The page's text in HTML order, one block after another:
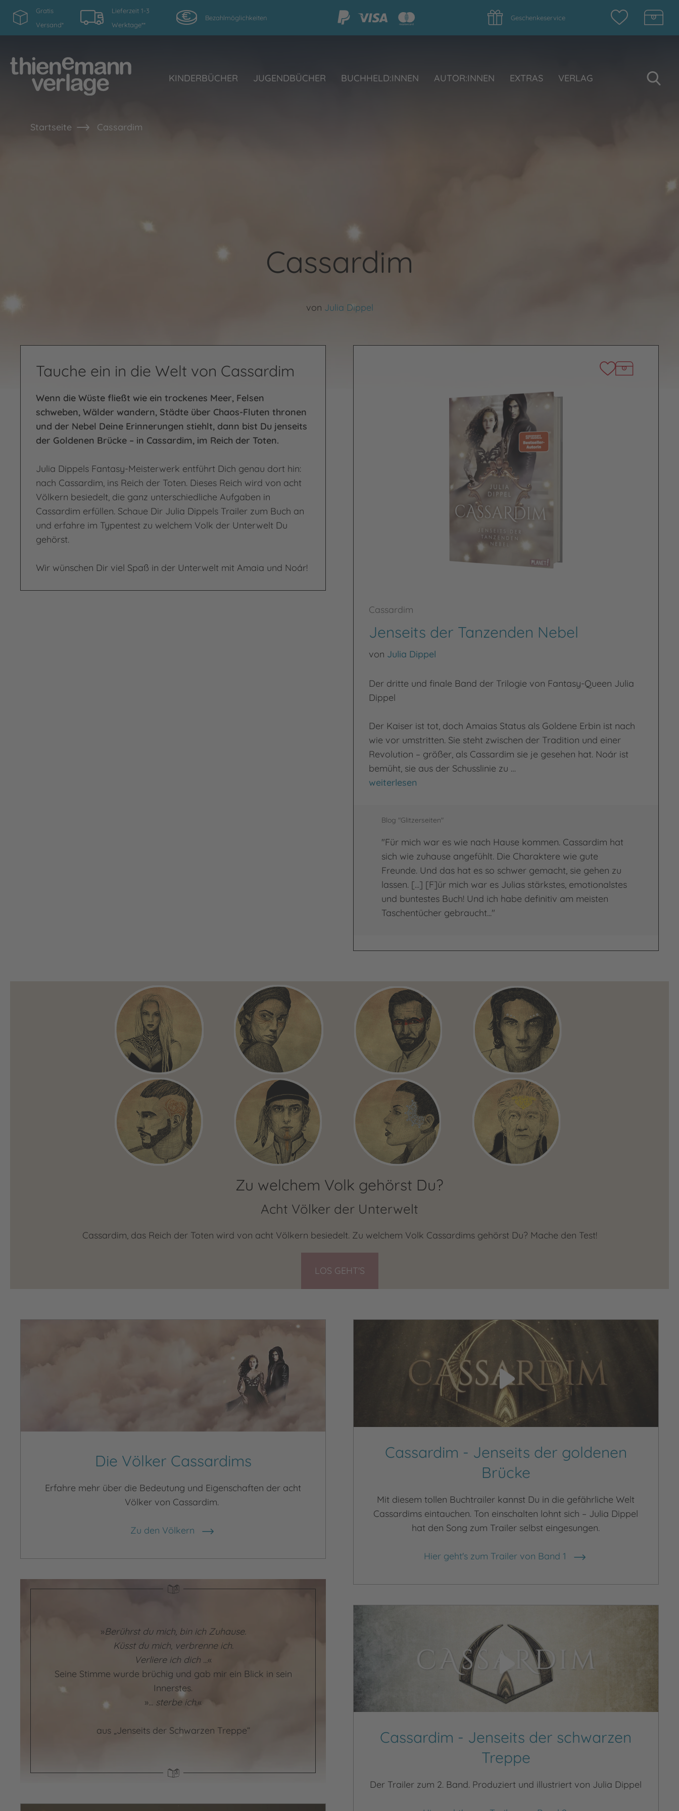
Gratis
Versand*
Lieferzeit 1-3
Werktage**
Bezahlmöglichkeiten Geschenkeservice
KINDERBÜCHER JUGENDBÜCHER BUCHHELD:INNEN AUTOR:INNEN EXTRAS VERLAG
Startseite Cassardim
Cassardim
von Julia Dippel
Tauche ein in die Welt von Cassardim
Wenn die Wüste fließt wie ein trockenes Meer, Felsen
schweben, Wälder wandern, Städte über Chaos-Fluten thronen
und der Nebel Deine Erinnerungen stiehlt, dann bist Du jenseits
der Goldenen Brücke – in Cassardim, im Reich der Toten.
Julia Dippels Fantasy-Meisterwerk entführt Dich genau dort hin:
nach Cassardim, ins Reich der Toten. Dieses Reich wird von acht
Völkern besiedelt, die ganz unterschiedliche Aufgaben in
Cassardim erfüllen. Schaue Dir Julia Dippels Trailer zum Buch an
und erfahre im Typentest zu welchem Volk der Unterwelt Du
gehörst.
Wir wünschen Dir viel Spaß in der Unterwelt mit Amaia und Noár!
Cassardim
Jenseits der Tanzenden Nebel
von Julia Dippel
Der dritte und finale Band der Trilogie von Fantasy-Queen Julia
Dippel
Der Kaiser ist tot, doch Amaias Status als Goldene Erbin ist nach
wie vor umstritten. Sie steht zwischen der Tradition und einer
Revolution – größer, als Cassardim sie je gesehen hat. Noár ist
bemüht, sie aus der Schusslinie zu …
Jenseits der Tanzenden Nebel
weiterlesen
Blog "Glitzerseiten"
"Für mich war es wie nach Hause kommen. Cassardim hat
sich wie zuhause angefühlt. Die Charaktere wie gute
Freunde. Und das hat es so schwer gemacht, sie gehen zu
lassen. [...] [F]ür mich war es Julias stärkstes, emotionalstes
und buntestes Buch! Und ich habe definitiv am meisten
Taschentücher gebraucht..."
Zu welchem Volk gehörst Du?
Acht Völker der Unterwelt
Cassardim, das Reich der Toten wird von acht Völkern besiedelt. Zu welchem Volk Cassardims gehörst Du? Mache den Test!
LOS GEHT'S
Die Völker Cassardims
Erfahre mehr über die Bedeutung und Eigenschaften der acht
Völker von Cassardim.
Zu den Völkern
Cassardim - Jenseits der goldenen
Brücke
Mit diesem tollen Buchtrailer kannst Du in die gefährliche Welt
Cassardims eintauchen. Ton einschalten lohnt sich – Julia Dippel
hat den Song zum Trailer selbst eingesungen.
Hier geht's zum Trailer von Band 1
»Berührst du mich, bin ich Zuhause.
Küsst du mich, verbrenne ich.
Verliere ich dich ...«
Seine Stimme wurde brüchig und gab mir ein Blick in sein
Innerstes.
»... sterbe ich.«
aus „Jenseits der Schwarzen Treppe“
Cassardim - Jenseits der schwarzen
Treppe
Der Trailer zum 2. Band. Produziert und illustriert von Julia Dippel